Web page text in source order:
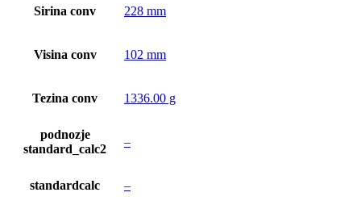
Sirina conv 228 mm
Visina conv 102 mm
Tezina conv 1336.00 g
podnozje
standard_calc2
–
standardcalc –